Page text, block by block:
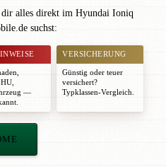
dir alles direkt im Hyundai Ioniq
suchst:
—
VERSICHERUNG
Günstig oder teuer
versichert?
Typklassen-Vergleich.